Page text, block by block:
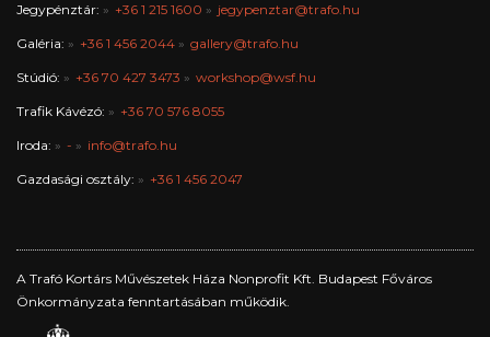
Jegypénztár: +36 1 215 1600 jegypenztar@trafo.hu
Galéria: +36 1 456 2044 gallery@trafo.hu
Stúdió: +36 70 427 3473 workshop@wsf.hu
Trafik Kávézó: +36 70 576 8055
Iroda: - info@trafo.hu
Gazdasági osztály: +36 1 456 2047
A Trafó Kortárs Művészetek Háza Nonprofit Kft. Budapest Főváros
Önkormányzata fenntartásában működik.